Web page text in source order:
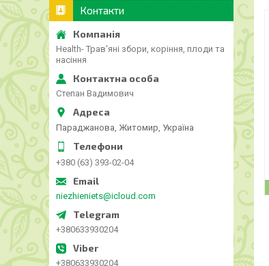
Контакти
Health- Трав'яні збори, коріння, плоди та
насіння
Степан Вадимович
Параджанова, Житомир, Україна
+380 (63) 393-02-04
niezhieniets@icloud.com
+380633930204
+380633930204